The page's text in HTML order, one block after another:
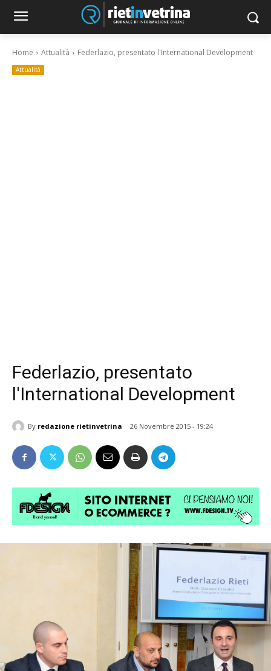
Home Attualità Federlazio, presentato l'International Development
Attualità
Federlazio, presentato
l'International Development
By redazione rietinvetrina 26 Novembre 2015 - 19:24